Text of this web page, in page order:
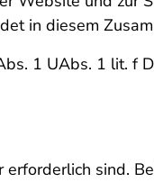
in diesem
1 UAbs. 1 lit. f
sind.